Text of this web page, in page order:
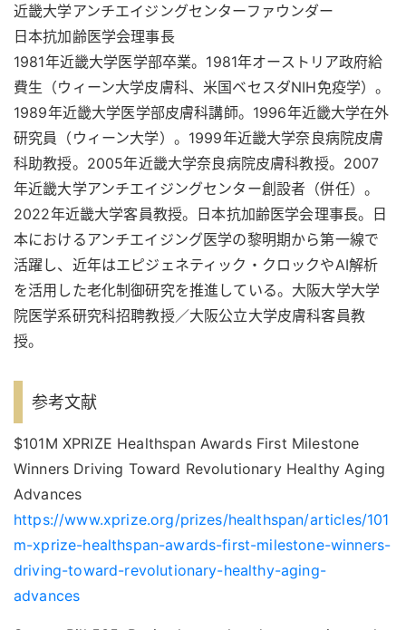
近畿大学アンチエイジングセンターファウンダー
日本抗加齢医学会理事長
1981年近畿大学医学部卒業。1981年オーストリア政府給
費生（ウィーン大学皮膚科、米国ベセスダNIH免疫学）。
1989年近畿大学医学部皮膚科講師。1996年近畿大学在外
研究員（ウィーン大学）。1999年近畿大学奈良病院皮膚
科助教授。2005年近畿大学奈良病院皮膚科教授。2007
年近畿大学アンチエイジングセンター創設者（併任）。
2022年近畿大学客員教授。日本抗加齢医学会理事長。日
本におけるアンチエイジング医学の黎明期から第一線で
活躍し、近年はエピジェネティック・クロックやAI解析
を活用した老化制御研究を推進している。大阪大学大学
院医学系研究科招聘教授／大阪公立大学皮膚科客員教
授。
参考文献
$101M XPRIZE Healthspan Awards First Milestone
Winners Driving Toward Revolutionary Healthy Aging
Advances
https://www.xprize.org/prizes/healthspan/articles/101
m-xprize-healthspan-awards-first-milestone-winners-
driving-toward-revolutionary-healthy-aging-
advances